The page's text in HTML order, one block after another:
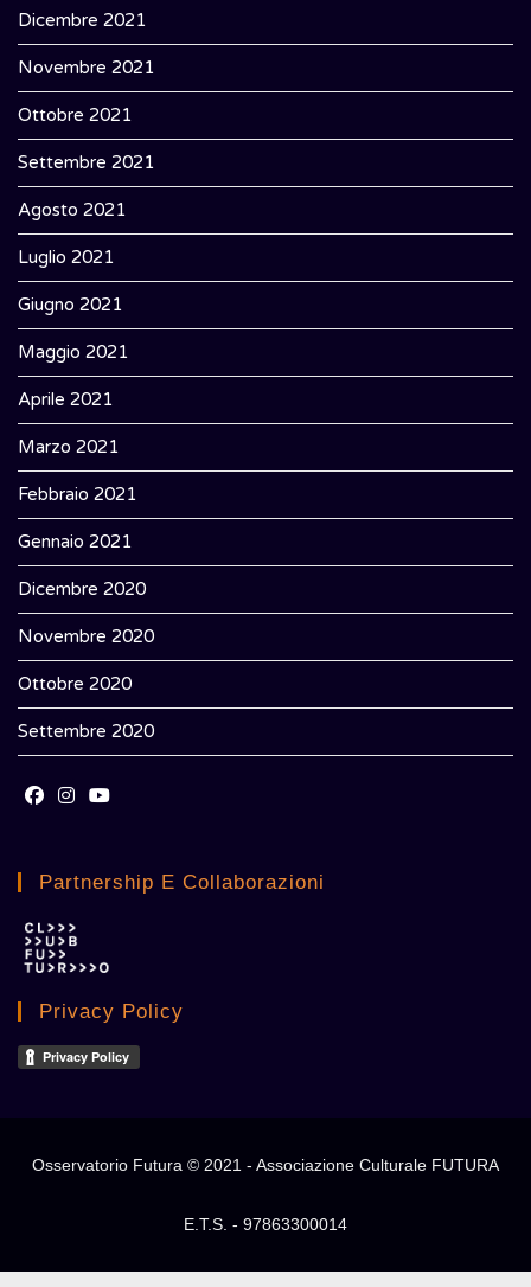
Dicembre 2021
Novembre 2021
Ottobre 2021
Settembre 2021
Agosto 2021
Luglio 2021
Giugno 2021
Maggio 2021
Aprile 2021
Marzo 2021
Febbraio 2021
Gennaio 2021
Dicembre 2020
Novembre 2020
Ottobre 2020
Settembre 2020
tab
a
tab
a
Partnership E Collaborazioni
Privacy Policy
Osservatorio Futura © 2021 - Associazione Culturale FUTURA
E.T.S. - 97863300014